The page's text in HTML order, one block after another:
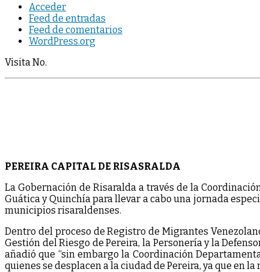
Acceder
Feed de entradas
Feed de comentarios
WordPress.org
Visita No.
PEREIRA CAPITAL DE RISASRALDA
La Gobernación de Risaralda a través de la
Guática y Quinchía para llevar a cabo una jornada
municipios risaraldenses.
Dentro del proceso de Registro de Migrantes
Gestión del Riesgo de Pereira, la Personería y la
añadió que “sin embargo la Coordinación
quienes se desplacen a la ciudad de Pereira, ya que en